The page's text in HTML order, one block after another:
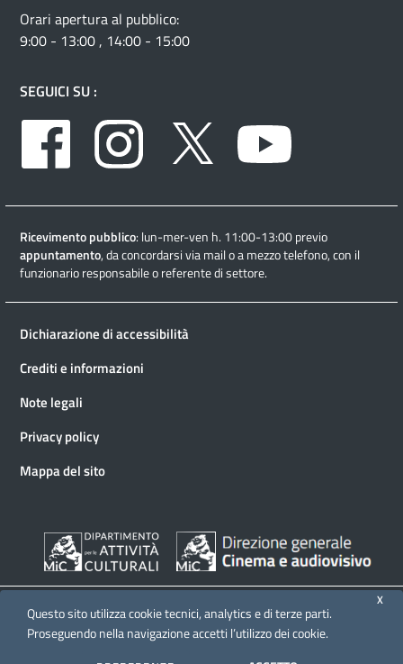
Orari apertura al pubblico:
9:00 - 13:00 , 14:00 - 15:00
SEGUICI SU :
Facebook
Instagram Twitter
Ricevimento pubblico: lun-mer-ven h. 11:00-13:00 previo
appuntamento, da concordarsi via mail o a mezzo telefono, con il
funzionario responsabile o referente di settore.
Dichiarazione di accessibilità
Crediti e informazioni
Note legali
Privacy policy
Mappa del sito
X
Questo sito utilizza cookie tecnici, analytics e di terze parti.
Proseguendo nella navigazione accetti l’utilizzo dei cookie.